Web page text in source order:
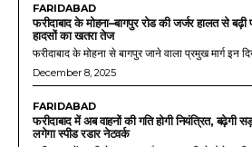
FARIDABAD
फरीदाबाद के मोहना–बागपुर रोड की जर्जर हालत से
हादसों का खतरा तेज
फरीदाबाद के मोहना से बागपुर जाने वाला प्रमुख मार्ग इन
December 8, 2025
FARIDABAD
फरीदाबाद में अब वाहनों की गति होगी नियंत्रित, बढ़ेगी
लगेगा स्पीड रडार नेटवर्क